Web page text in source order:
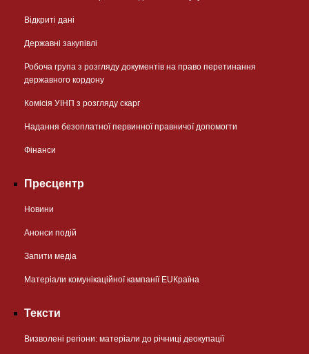
Відкриті дані
Державні закупівлі
Робоча група з розгляду документів на право перетинання
державного кордону
Комісія УІНП з розгляду скарг
Надання безоплатної первинної правничої допомогти
Фінанси
Пресцентр
Новини
Анонси подій
Запити медіа
Матеріали комунікаційної кампанії EUКраїна
Тексти
Визволені регіони: матеріали до річниці деокупації